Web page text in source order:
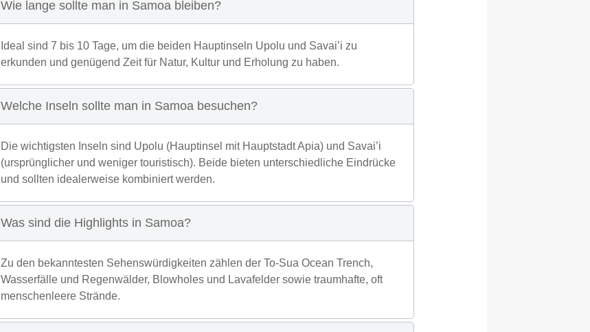
Wie lange sollte man in Samoa bleiben?
Ideal sind 7 bis 10 Tage, um die beiden Hauptinseln Upolu und Savai’i zu
erkunden und genügend Zeit für Natur, Kultur und Erholung zu haben.
Welche Inseln sollte man in Samoa besuchen?
Die wichtigsten Inseln sind Upolu (Hauptinsel mit Hauptstadt Apia) und Savai’i
(ursprünglicher und weniger touristisch). Beide bieten unterschiedliche Eindrücke
und sollten idealerweise kombiniert werden.
Was sind die Highlights in Samoa?
Zu den bekanntesten Sehenswürdigkeiten zählen der To-Sua Ocean Trench,
Wasserfälle und Regenwälder, Blowholes und Lavafelder sowie traumhafte, oft
menschenleere Strände.